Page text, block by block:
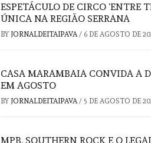
ESPETÁCULO DE CIRCO ‘ENTRE
ÚNICA NA REGIÃO SERRANA
BY JORNALDEITAIPAVA / 6 DE AGOSTO DE
CASA MARAMBAIA CONVIDA A
EM AGOSTO
BY JORNALDEITAIPAVA / 5 DE AGOSTO DE
MPB, SOUTHERN ROCK E O